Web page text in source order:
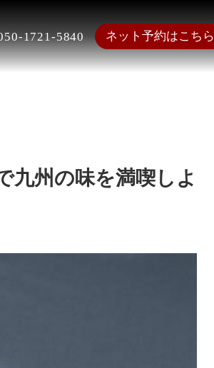
1721-5840 ネット予約はこちら
九州の味を満喫しよ